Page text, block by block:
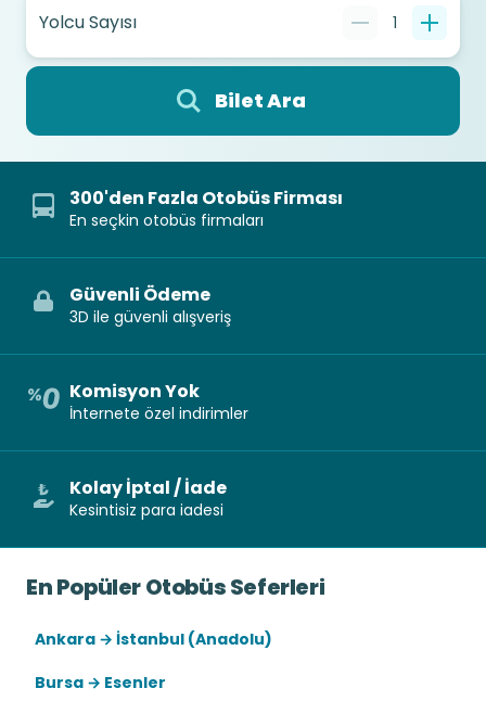
Yolcu Sayısı 1
Bilet Ara
300'den Fazla Otobüs Firması
En seçkin otobüs firmaları
Güvenli Ödeme
3D ile güvenli alışveriş
Komisyon Yok
İnternete özel indirimler
Kolay İptal / İade
Kesintisiz para iadesi
En Popüler Otobüs Seferleri
Ankara → İstanbul (Anadolu)
Bursa → Esenler